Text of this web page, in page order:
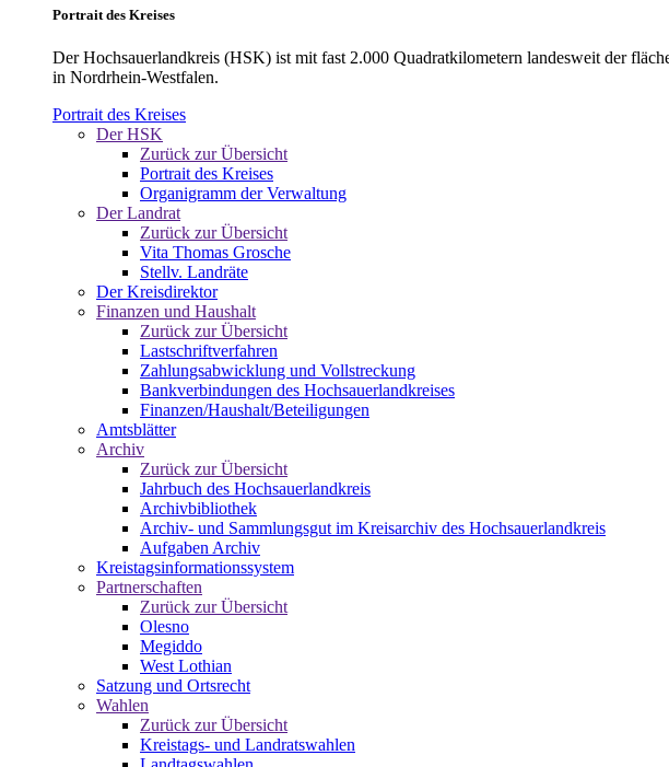
Portrait des Kreises
Der Hochsauerlandkreis (HSK) ist mit fast 2.000 Quadratkilometern landesweit der
in Nordrhein-Westfalen.
Portrait des Kreises
Der HSK
Zurück zur Übersicht
Portrait des Kreises
Organigramm der Verwaltung
Der Landrat
Zurück zur Übersicht
Vita Thomas Grosche
Stellv. Landräte
Der Kreisdirektor
Finanzen und Haushalt
Zurück zur Übersicht
Lastschriftverfahren
Zahlungsabwicklung und Vollstreckung
Bankverbindungen des Hochsauerlandkreises
Finanzen/Haushalt/Beteiligungen
Amtsblätter
Archiv
Zurück zur Übersicht
Jahrbuch des Hochsauerlandkreis
Archivbibliothek
Archiv- und Sammlungsgut im Kreisarchiv des Hochsauerlandkreis
Aufgaben Archiv
Kreistagsinformationssystem
Partnerschaften
Zurück zur Übersicht
Olesno
Megiddo
West Lothian
Satzung und Ortsrecht
Wahlen
Zurück zur Übersicht
Kreistags- und Landratswahlen